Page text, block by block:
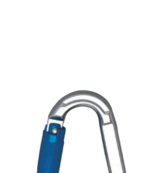
Zur Merkliste hinzufügen